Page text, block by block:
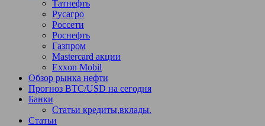
Татнефть
Русагро
Россети
Роснефть
Газпром
Mastercard акции
Exxon Mobil
Обзор рынка нефти
Прогноз BTC/USD на сегодня
Банки
Статьи кредиты,вклады.
Статьи